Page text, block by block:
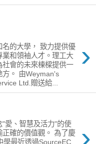
›
的大學， 致力提供優
和領袖人才。理工大
會的未來棟樑提供一
方。 由Weyman's
Ltd.贈送給...
愛、智慧及活力"的使
確的價值觀。 為了慶
學最近透過SourceEC